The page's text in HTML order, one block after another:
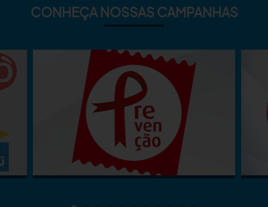
CONHEÇA NOSSAS CAMPANHAS